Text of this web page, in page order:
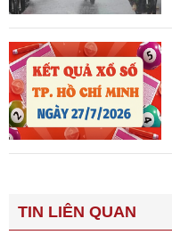
TIN LIÊN QUAN